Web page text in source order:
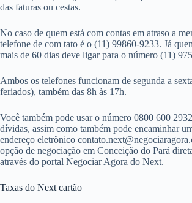
das faturas ou cestas.
No caso de quem está com contas em atraso a
telefone de com tato é o (11) 99860-9233. Já
mais de 60 dias deve ligar para o número (11)
Ambos os telefones funcionam de segunda a
feriados), também das 8h às 17h.
Você também pode usar o número 0800 600
dívidas, assim como também pode encaminhar
endereço eletrônico
opção de negociação em Conceição do Pará
através do portal Negociar Agora do Next.
Taxas do Next cartão